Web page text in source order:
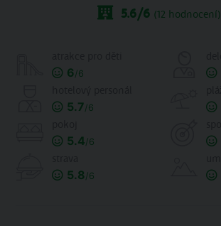
5.6/6 (12 hodnocení)
6/6
5.7/6
5.4/6
5.8/6